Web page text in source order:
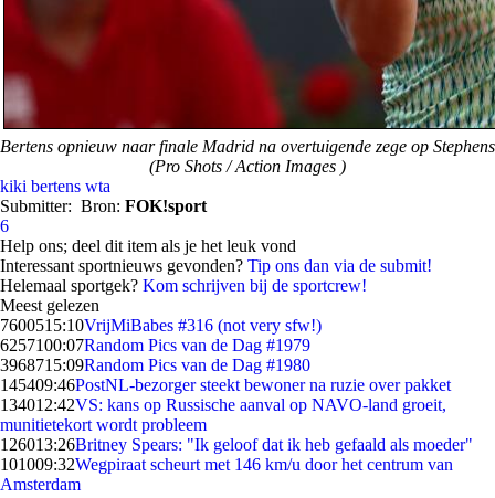
Bertens opnieuw naar finale Madrid na overtuigende zege op Stephens
(Pro Shots / Action Images )
kiki bertens wta
Submitter: Bron: FOK!sport
6
Help ons; deel dit item als je het leuk vond
Interessant sportnieuws gevonden? Tip ons dan via de submit!
Helemaal sportgek? Kom schrijven bij de sportcrew!
Meest gelezen
7600515:10VrijMiBabes #316 (not very sfw!)
6257100:07Random Pics van de Dag #1979
3968715:09Random Pics van de Dag #1980
145409:46PostNL-bezorger steekt bewoner na ruzie over pakket
134012:42VS: kans op Russische aanval op NAVO-land groeit,
munitietekort wordt probleem
126013:26Britney Spears: "Ik geloof dat ik heb gefaald als moeder"
101009:32Wegpiraat scheurt met 146 km/u door het centrum van
Amsterdam